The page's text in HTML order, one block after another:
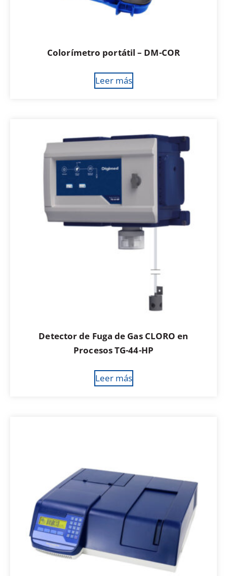
Colorímetro portátil – DM-COR
Leer más
Detector de Fuga de Gas CLORO en
Procesos TG-44-HP
Leer más